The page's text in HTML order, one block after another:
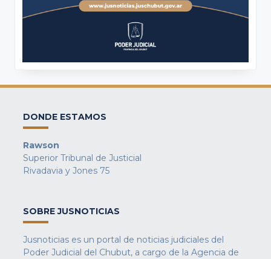
DONDE ESTAMOS
Rawson
Superior Tribunal de Justicial
Rivadavia y Jones 75
SOBRE JUSNOTICIAS
Jusnoticias es un portal de noticias judiciales del
Poder Judicial del Chubut, a cargo de la Agencia de